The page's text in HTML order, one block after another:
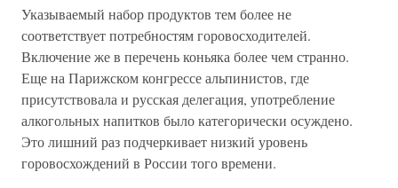
Указываемый набор продуктов тем более не
соответствует потребностям горовосходителей.
Включение же в перечень коньяка более чем странно.
Еще на Парижском конгрессе альпинистов, где
присутствовала и русская делегация, употребление
алкогольных напитков было категорически осуждено.
Это лишний раз подчеркивает низкий уровень
горовосхождений в России того времени.